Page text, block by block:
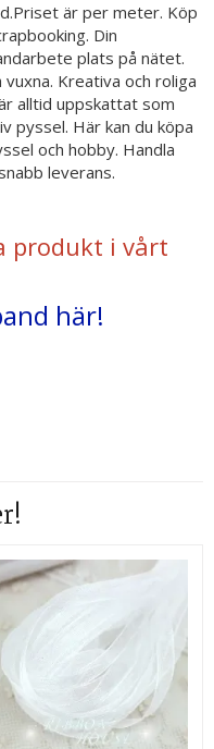
är per meter. Köp
Din
plats på nätet.
Kreativa och roliga
alltid uppskattat som
pyssel. Här kan du köpa
och hobby. Handla
leverans.
produkt i vårt
här!